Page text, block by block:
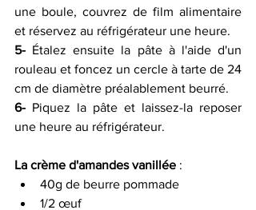
une boule, couvrez de film alimentaire
et réservez au réfrigérateur une heure.
5- Étalez ensuite la pâte à l'aide d'un
rouleau et foncez un cercle à tarte de 24
cm de diamètre préalablement beurré.
6- Piquez la pâte et laissez-la reposer
une heure au réfrigérateur.
La crème d'amandes vanillée :
40g de beurre pommade
1/2 œuf